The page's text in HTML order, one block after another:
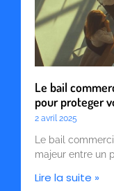
Le bail
pour proteger
2 avril 2025
Le bail
majeur entre un
Lire la suite »